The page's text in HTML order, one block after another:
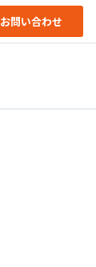
お問い合わせ